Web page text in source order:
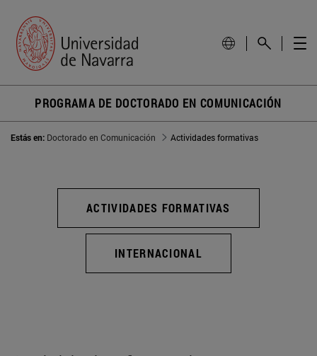
PROGRAMA DE DOCTORADO EN COMUNICACIÓN
Estás en: Doctorado en Comunicación Actividades formativas
ACTIVIDADES FORMATIVAS
INTERNACIONAL